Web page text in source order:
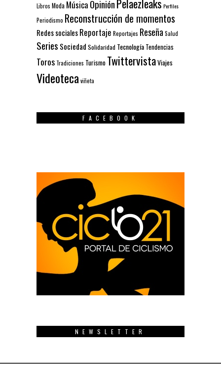
Libros Moda Música OpiniónPelaezleaks Perfiles
Periodismo Reconstrucción de momentos
Redes socialesReportaje Reportajes Reseña Salud
Series Sociedad Solidaridad Tecnología Tendencias
Toros Tradiciones Turismo TwittervistaViajes
Videoteca viñeta
FACEBOOK
NEWSLETTER